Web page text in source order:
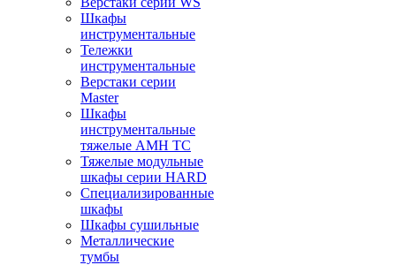
Шкафы
инструментальные
Тележки
инструментальные
Верстаки серии
Master
Шкафы
инструментальные
тяжелые AMH TC
Тяжелые модульные
шкафы серии HARD
Cпециализированные
шкафы
Шкафы сушильные
Металлические
тумбы